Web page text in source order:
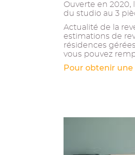
Ouverte en 2020,
du studio au 3
Actualité de la
estimations de
résidences
vous pouvez
Pour obtenir une